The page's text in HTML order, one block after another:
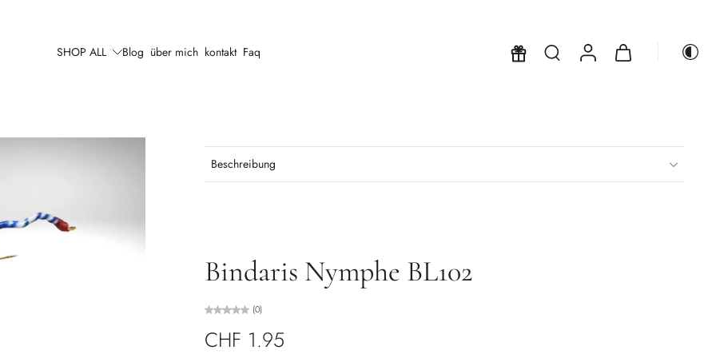
SHOP ALL Blog über mich kontakt Faq
Beschreibung
Bindaris Nymphe BL102
(0)
CHF 1.95